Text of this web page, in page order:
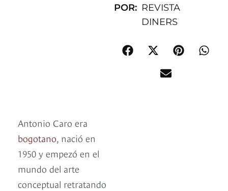
POR: REVISTA
DINERS
Antonio Caro era
bogotano, nació en
1950 y empezó en el
mundo del arte
conceptual retratando